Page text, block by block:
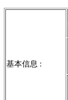
基本信息 :